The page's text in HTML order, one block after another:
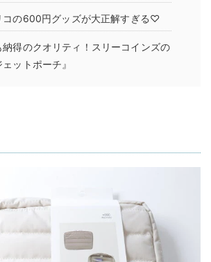
コの600円グッズが大正解すぎる♡
納得のクオリティ！スリーコインズの
ットポーチ』